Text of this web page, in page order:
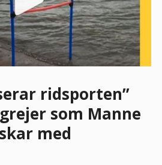
ridsporten”
som Manne
med